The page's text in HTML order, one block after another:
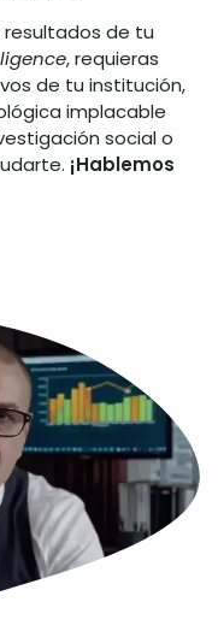
resultados de tu
, requieras
de tu institución,
implacable
social o
¡Hablemos